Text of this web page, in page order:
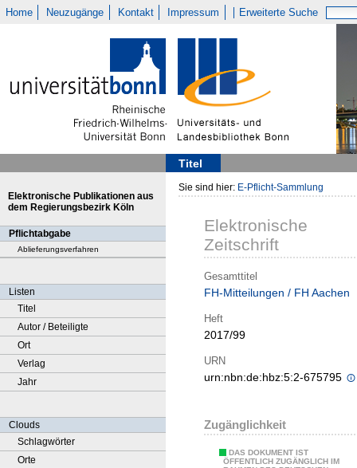
Home Neuzugänge Kontakt Impressum Erweiterte Suche
Titel
Elektronische Publikationen aus
dem Regierungsbezirk Köln
Pflichtabgabe
Ablieferungsverfahren
Listen
Titel
Autor / Beteiligte
Ort
Verlag
Jahr
Clouds
Schlagwörter
Orte
Sie sind hier: E-Pflicht-Sammlung
Elektronische
Zeitschrift
Gesamttitel
FH-Mitteilungen / FH Aachen
Heft
2017/99
URN
urn:nbn:de:hbz:5:2-675795
Zugänglichkeit
DAS DOKUMENT IST
ÖFFENTLICH ZUGÄNGLICH IM